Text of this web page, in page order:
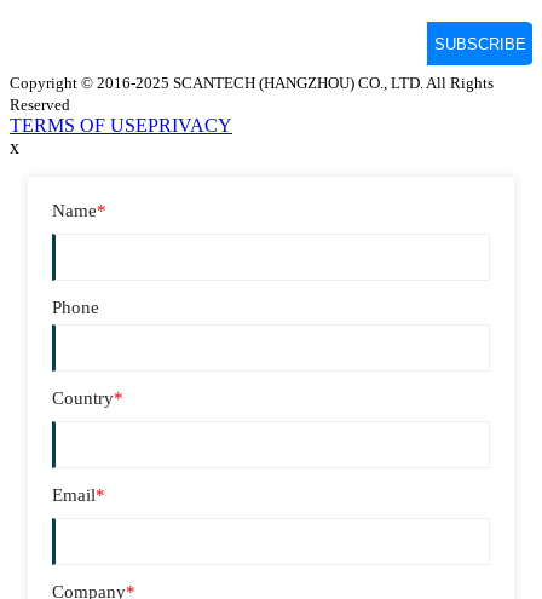
Copyright © 2016-2025 SCANTECH (HANGZHOU) CO., LTD. All Rights
Reserved
TERMS OF USEPRIVACY
x
Name*
Phone
Country*
Email*
Company*